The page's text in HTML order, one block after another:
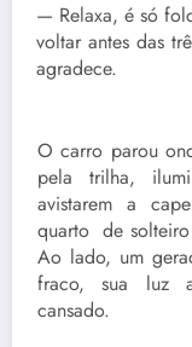
— Relaxa, é só
voltar antes das
agradece.
O carro parou
pela trilha,
avistarem a
quarto de
Ao lado, um
fraco, sua luz
cansado.